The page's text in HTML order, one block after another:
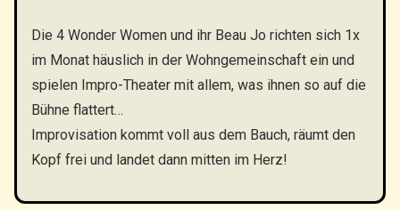
Die 4 Wonder Women und ihr Beau Jo richten sich 1x
im Monat häuslich in der Wohngemeinschaft ein und
spielen Impro-Theater mit allem, was ihnen so auf die
Bühne flattert…
Improvisation kommt voll aus dem Bauch, räumt den
Kopf frei und landet dann mitten im Herz!